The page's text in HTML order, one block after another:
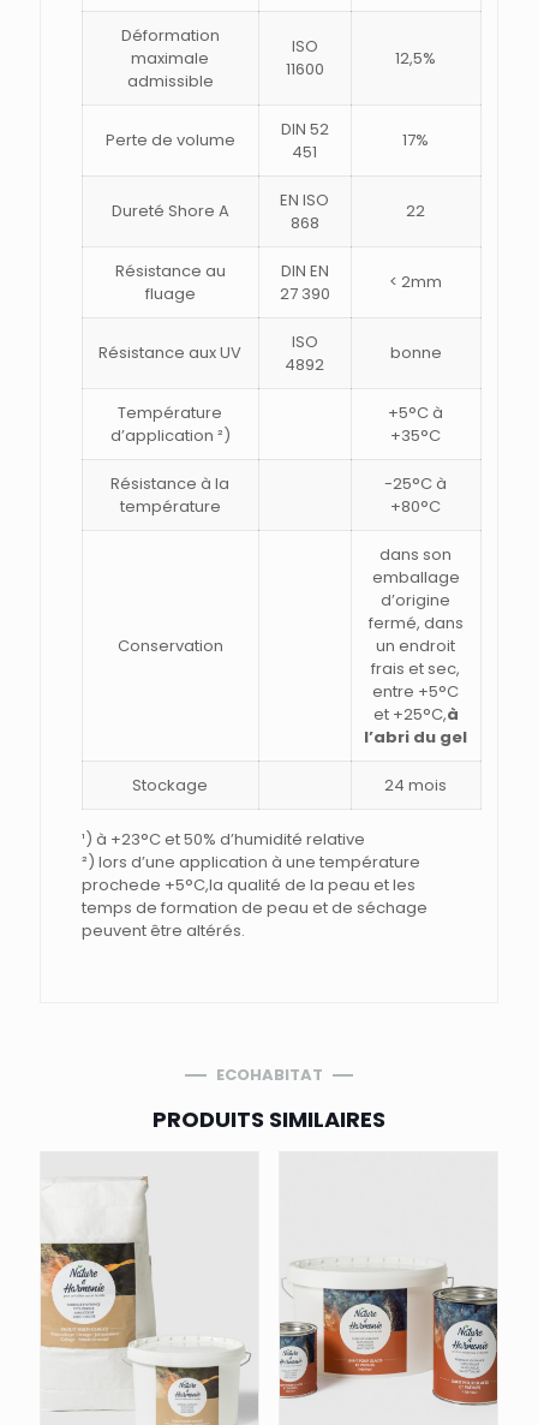
Déformation
maximale
admissible
ISO
11600
12,5%
Perte de volume
DIN 52
451
17%
Dureté Shore A
EN ISO
868
22
Résistance au
fluage
DIN EN
27 390
< 2mm
Résistance aux UV
ISO
4892
bonne
Température
d’application ²)
+5°C à
+35°C
Résistance à la
température
-25°C à
+80°C
Conservation
dans son
emballage
d’origine
fermé, dans
un endroit
frais et sec,
entre +5°C
et +25°C,à
l’abri du gel
Stockage 24 mois
¹) à +23°C et 50% d’humidité relative
²) lors d’une application à une température
prochede +5°C,la qualité de la peau et les
temps de formation de peau et de séchage
peuvent être altérés.
ECOHABITAT
PRODUITS SIMILAIRES